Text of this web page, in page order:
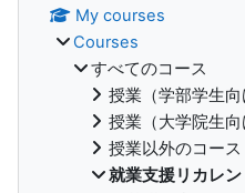
My courses
Courses
すべてのコース
授業（学部学生向
授業（大学院生向
授業以外のコース
就業支援リカレ